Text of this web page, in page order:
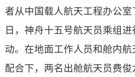
者从中国载人航天工程办公
日，神舟十五号航天员乘组
动。在地面工作人员和舱内
配合下，两名出舱航天员费